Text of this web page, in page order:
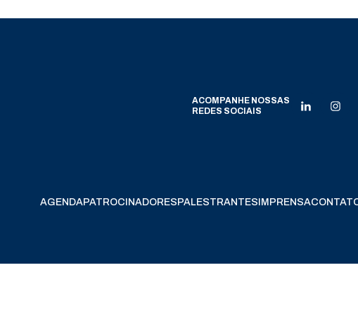
ACOMPANHE NOSSAS
REDES SOCIAIS
AGENDAPATROCINADORES PALESTRANTES IMPRENSA